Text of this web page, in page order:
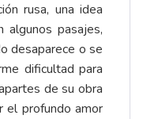
rusa, una idea
algunos pasajes,
desaparece o se
dificultad para
de su obra
el profundo amor